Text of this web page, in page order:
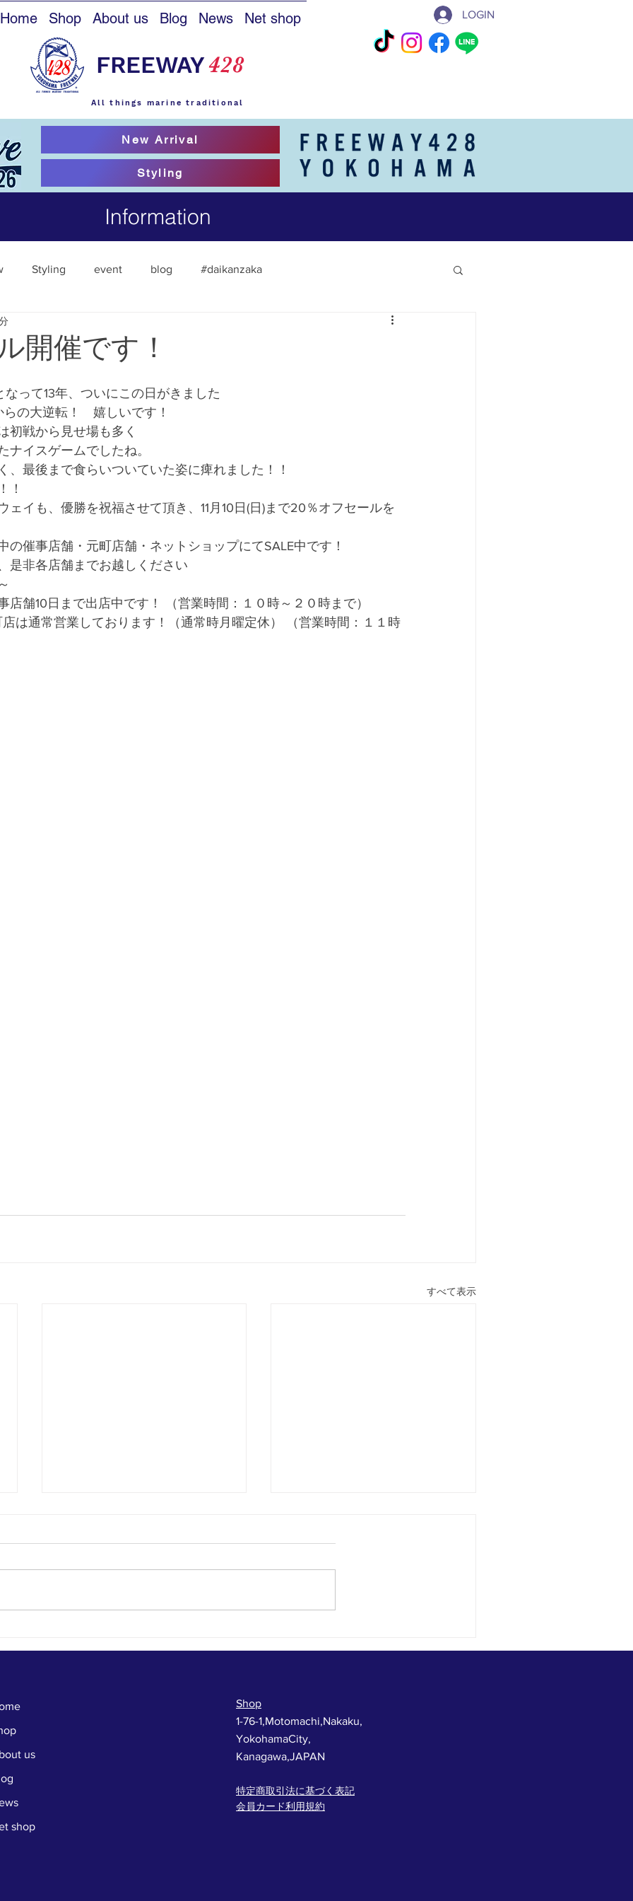
Home Shop About us Blog News Net shop LOGIN
FREEWAY428
All things marine traditional
New Arrival
Styling
Information
Styling event blog #daikanzaka
#横浜フリー
開催です！
って13年、ついにこの日がきました
の大逆転！　嬉しいです！
初戦から見せ場も多く
ナイスゲームでしたね。
、最後まで食らいついていた姿に痺れました！！
！
ェイも、優勝を祝福させて頂き、11月10日(日)まで20％オフセールを
の催事店舗・元町店舗・ネットショップにてSALE中です！
是非各店舗までお越しください
舗10日まで出店中です！ （営業時間：１０時～２０時まで）
は通常営業しております！（通常時月曜定休） （営業時間：１１時
すべて表示
ール
る！今年最後のじゃんけん大
us
shop
Shop
1-76-1,Motomachi,Nakaku,
YokohamaCity,
Kanagawa,JAPAN
特定商取引法に基づく表記
会員カード利用規約